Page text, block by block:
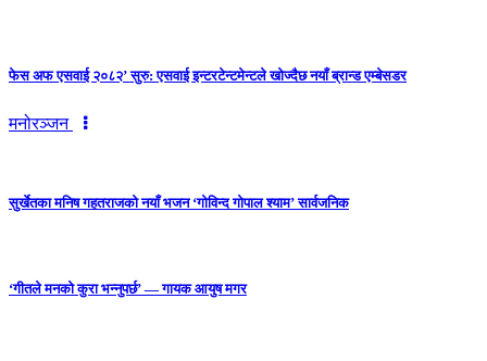
फेस अफ एसवाई २०८२’ सुरु: एसवाई इन्टरटेन्टमेन्टले खोज्दैछ नयाँ ब्रान्ड एम्बेसडर
मनोरञ्जन
सुर्खेतका मनिष गहतराजको नयाँ भजन ‘गोविन्द गोपाल श्याम’ सार्वजनिक
‘गीतले मनको कुरा भन्नुपर्छ’ — गायक आयुष मगर